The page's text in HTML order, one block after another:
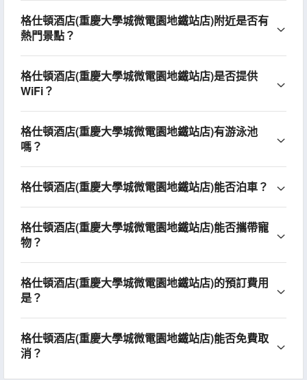
格仕頓酒店(重慶大學城微電園地鐵站店)附近是否有
熱門景點？
格仕頓酒店(重慶大學城微電園地鐵站店)是否提供
WiFi？
格仕頓酒店(重慶大學城微電園地鐵站店)有游泳池
嗎？
格仕頓酒店(重慶大學城微電園地鐵站店)能否泊車？
格仕頓酒店(重慶大學城微電園地鐵站店)能否攜帶寵
物？
格仕頓酒店(重慶大學城微電園地鐵站店)的預訂費用
是？
格仕頓酒店(重慶大學城微電園地鐵站店)能否免費取
消？